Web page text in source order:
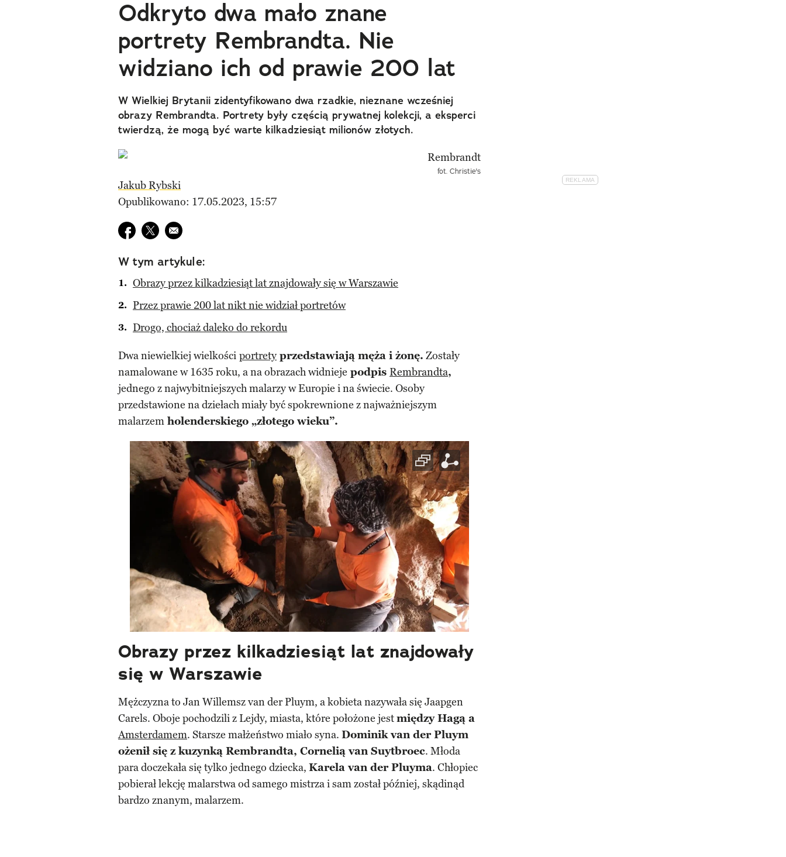
Odkryto dwa mało znane
portrety Rembrandta. Nie
widziano ich od prawie 200 lat
W Wielkiej Brytanii zidentyfikowano dwa rzadkie, nieznane wcześniej
obrazy Rembrandta. Portrety były częścią prywatnej kolekcji, a eksperci
twierdzą, że mogą być warte kilkadziesiąt milionów złotych.
fot. Christie's
Jakub Rybski
Opublikowano: 17.05.2023, 15:57
Udostępnij na facebook
Udostępnij na twitter
E-mail do przyjaciela
W tym artykule:
Obrazy przez kilkadziesiąt lat znajdowały się w Warszawie
Przez prawie 200 lat nikt nie widział portretów
Drogo, chociaż daleko do rekordu
Dwa niewielkiej wielkości portrety przedstawiają męża i żonę. Zostały
namalowane w 1635 roku, a na obrazach widnieje podpis Rembrandta,
jednego z najwybitniejszych malarzy w Europie i na świecie. Osoby
przedstawione na dziełach miały być spokrewnione z najważniejszym
malarzem holenderskiego „złotego wieku”.
Obrazy przez kilkadziesiąt lat znajdowały
się w Warszawie
Mężczyzna to Jan Willemsz van der Pluym, a kobieta nazywała się Jaapgen
Carels. Oboje pochodzili z Lejdy, miasta, które położone jestmiędzy Hagą a
Amsterdamem. Starsze małżeństwo miało syna. Dominik van der Pluym
ożenił się z kuzynką Rembrandta, Cornelią van Suytbroec. Młoda
para doczekała się tylko jednego dziecka, Karela van der Pluyma. Chłopiec
pobierał lekcję malarstwa od samego mistrza i sam został później, skądinąd
bardzo znanym, malarzem.